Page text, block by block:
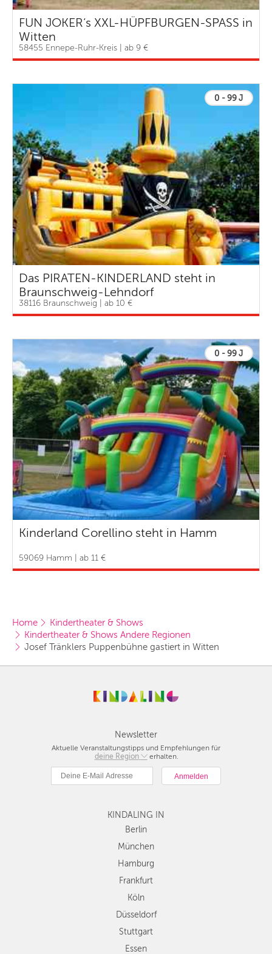
FUN JOKER‘s XXL-HÜPFBURGEN-SPASS in
Witten
58455 Ennepe-Ruhr-Kreis | ab 9 €
0 - 99 J
Das PIRATEN-KINDERLAND steht in
Braunschweig-Lehndorf
38116 Braunschweig | ab 10 €
0 - 99 J
Kinderland Corellino steht in Hamm
59069 Hamm | ab 11 €
Home
Kindertheater & Shows
Kindertheater & Shows Andere Regionen
Josef Tränklers Puppenbühne gastiert in Witten
Newsletter
Aktuelle Veranstaltungstipps und Empfehlungen für
deine Region
Berlin
Hamburg
Köln
Düsseldorf
Stuttgart
Essen
Dresden
Nürnberg
Wien
Zürich
erhalten.
KINDALING IN
Berlin
München
Hamburg
Frankfurt
Köln
Düsseldorf
Stuttgart
Essen